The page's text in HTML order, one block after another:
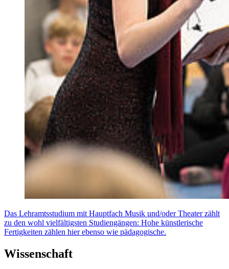
Das Lehramtsstudium mit Hauptfach Musik und/oder Theater zählt
zu den wohl vielfältigsten Studiengängen: Hohe künstlerische
Fertigkeiten zählen hier ebenso wie pädagogische.
Wissenschaft